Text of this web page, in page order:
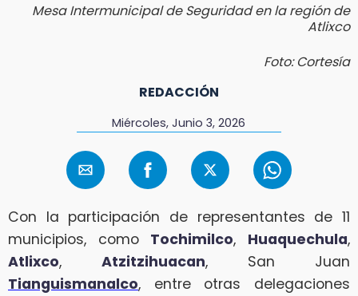
Mesa Intermunicipal de Seguridad en la región de
Atlixco
Foto: Cortesía
REDACCIÓN
Miércoles, Junio 3, 2026
Con la participación de representantes de 11
municipios, como Tochimilco, Huaquechula,
Atlixco, Atzitzihuacan, San Juan
Tianguismanalco, entre otras delegaciones